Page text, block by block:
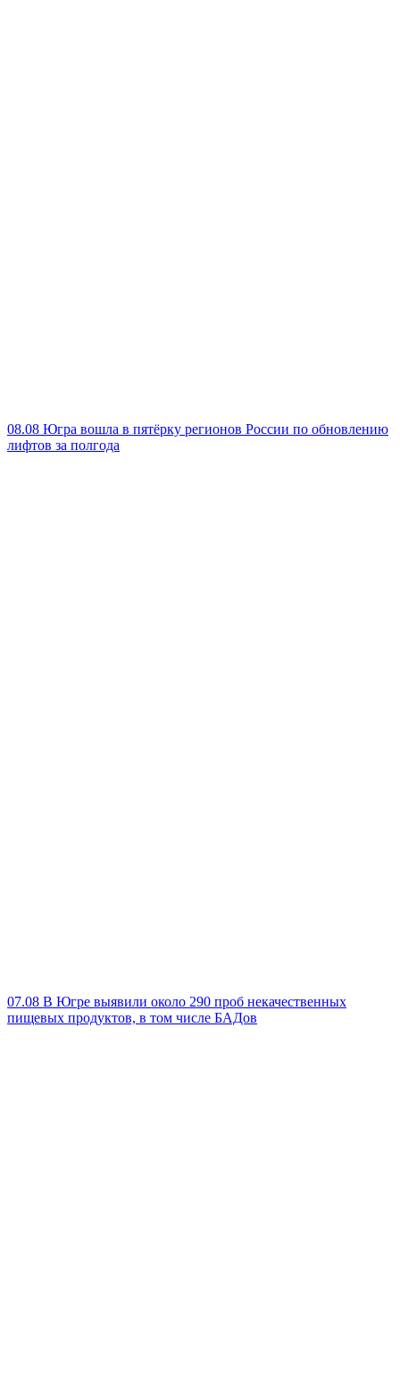
08.08 Югра вошла в пятёрку регионов России по обновлению
лифтов за полгода
07.08 В Югре выявили около 290 проб некачественных
пищевых продуктов, в том числе БАДов